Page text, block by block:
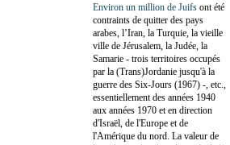
Environ un million de Juifs ont été
contraints de quitter des pays
arabes, l’Iran, la Turquie, la vieille
ville de Jérusalem, la Judée, la
Samarie - trois territoires occupés
par la (Trans)Jordanie jusqu'à la
guerre des Six-Jours (1967) -, etc.,
essentiellement des années 1940
aux années 1970 et en direction
d'Israël, de l'Europe et de
l'Amérique du nord. La valeur de